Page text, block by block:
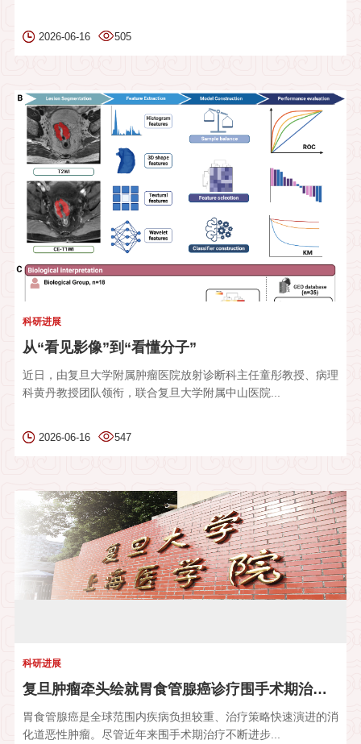
2026-06-16 505
科研进展
从“看见影像”到“看懂分子”
近日，由复旦大学附属肿瘤医院放射诊断科主任童彤教授、病理
科黄丹教授团队领衔，联合复旦大学附属中山医院...
2026-06-16 547
科研进展
复旦肿瘤牵头绘就胃食管腺癌诊疗围手术期治疗新图景
胃食管腺癌是全球范围内疾病负担较重、治疗策略快速演进的消
化道恶性肿瘤。尽管近年来围手术期治疗不断进步...